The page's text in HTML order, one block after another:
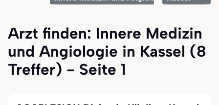
Arzt finden: Innere Medizin
und Angiologie in Kassel (8
Treffer) - Seite 1